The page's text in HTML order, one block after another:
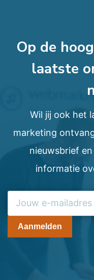
Op de
laatste
Wil jij ook het
marketing
nieuwsbrief
informatie
Aanmelden